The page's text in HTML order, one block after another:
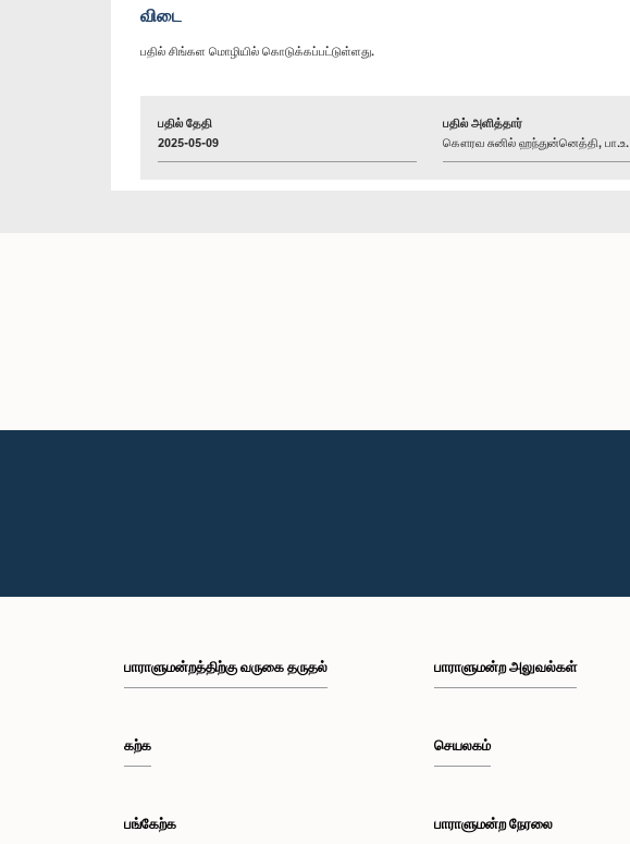
விடை
பதில் சிங்கள மொழியில் கொடுக்கப்பட்டுள்ளது.
பதில் தேதி
2025-05-09
பதில் அளித்தார்
கௌரவ சுனில் ஹந்துன்னெத்தி, பா.உ.
பாராளுமன்றத்திற்கு வருகை தருதல்
கற்க
பங்கேற்க
பாராளுமன்ற அலுவல்கள்
செயலகம்
பாராளுமன்ற நேரலை